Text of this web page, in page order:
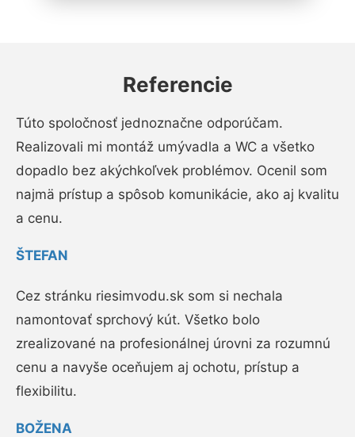
Referencie
Túto spoločnosť jednoznačne odporúčam.
Realizovali mi montáž umývadla a WC a všetko
dopadlo bez akýchkoľvek problémov. Ocenil som
najmä prístup a spôsob komunikácie, ako aj kvalitu
a cenu.
ŠTEFAN
Cez stránku riesimvodu.sk som si nechala
namontovať sprchový kút. Všetko bolo
zrealizované na profesionálnej úrovni za rozumnú
cenu a navyše oceňujem aj ochotu, prístup a
flexibilitu.
BOŽENA